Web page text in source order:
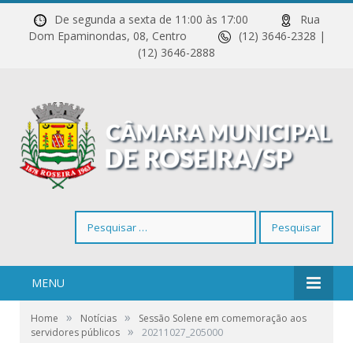
De segunda a sexta de 11:00 às 17:00
Rua
Dom Epaminondas, 08, Centro
(12) 3646-2328 |
(12) 3646-2888
por:
MENU
Home » Notícias »
Sessão Solene em comemoração aos
servidores públicos » 20211027_205000